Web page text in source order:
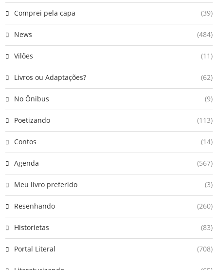
Comprei pela capa (39)
News (484)
Vilões (11)
Livros ou Adaptações? (62)
No Ônibus (9)
Poetizando (113)
Contos (14)
Agenda (567)
Meu livro preferido (3)
Resenhando (260)
Historietas (83)
Portal Literal (708)